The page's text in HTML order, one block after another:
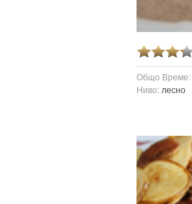
Общо Време:
Ниво: лесно